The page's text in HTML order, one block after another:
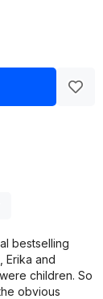
bestselling
Erika and
children. So
obvious